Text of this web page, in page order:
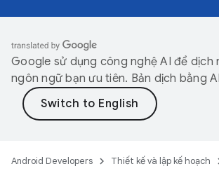
Google sử dụng công nghệ AI để dịch
ngôn ngữ bạn ưu tiên. Bản dịch bằng
Android Developers Thiết kế và lập kế hoạch